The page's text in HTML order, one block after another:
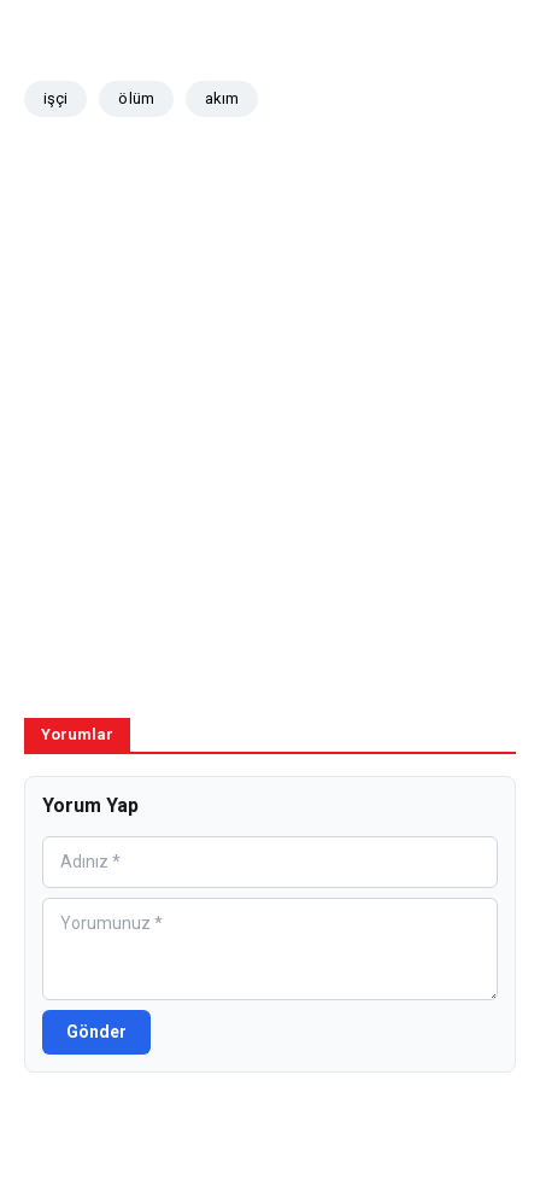
işçi ölüm akım
Yorumlar
Yorum Yap
Gönder